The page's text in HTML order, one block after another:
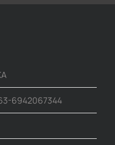
6942067344